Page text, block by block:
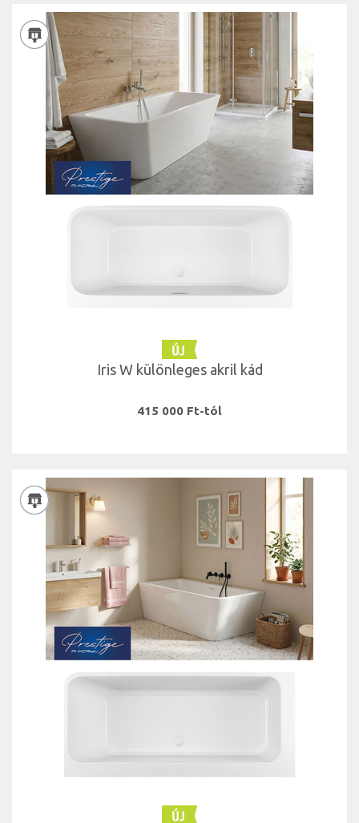
Iris W különleges akril kád
415 000 Ft-tól